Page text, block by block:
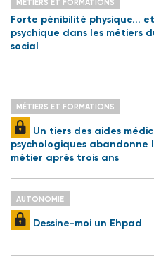
MÉTIERS ET FORMATIONS
Forte pénibilité physique... et
psychique dans les métiers
social
MÉTIERS ET FORMATIONS
Un tiers des aides
psychologiques abandonne
métier après trois ans
AUTONOMIE
Dessine-moi un Ehpad